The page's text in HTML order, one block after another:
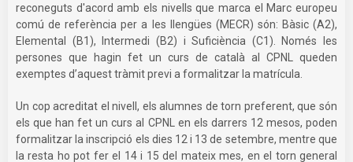
reconeguts d'acord amb els nivells que marca el Marc europeu
comú de referència per a les llengües (MECR) són: Bàsic (A2),
Elemental (B1), Intermedi (B2) i Suficiència (C1). Només les
persones que hagin fet un curs de català al CPNL queden
exemptes d’aquest tràmit previ a formalitzar la matrícula.
Un cop acreditat el nivell, els alumnes de torn preferent, que són
els que han fet un curs al CPNL en els darrers 12 mesos, poden
formalitzar la inscripció els dies 12 i 13 de setembre, mentre que
la resta ho pot fer el 14 i 15 del mateix mes, en el torn general